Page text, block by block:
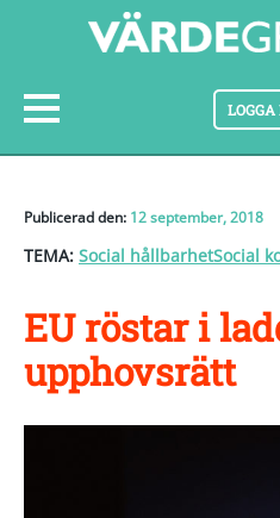
LOGGA
Publicerad den: 12 september, 2018
TEMA: Social hållbarhetSocial
EU röstar i
upphovsrätt